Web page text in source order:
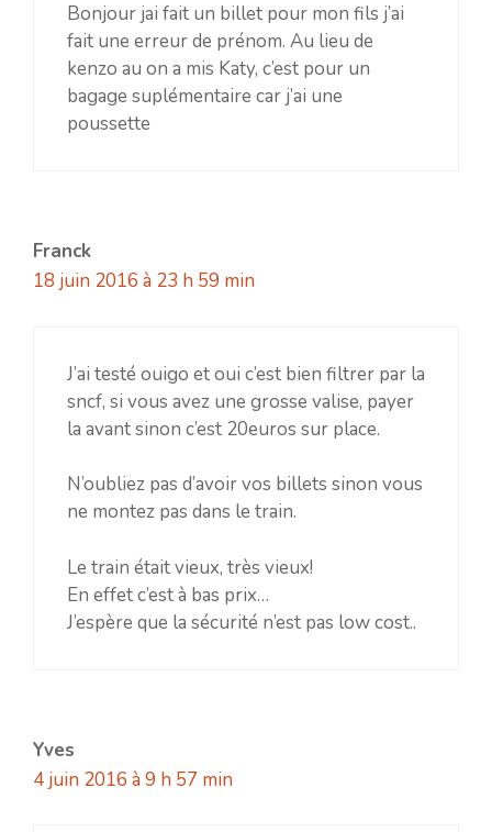
Bonjour jai fait un billet pour mon fils j’ai
fait une erreur de prénom. Au lieu de
kenzo au on a mis Katy, c’est pour un
bagage suplémentaire car j’ai une
poussette
Franck
18 juin 2016 à 23 h 59 min
J’ai testé ouigo et oui c’est bien filtrer par la
sncf, si vous avez une grosse valise, payer
la avant sinon c’est 20euros sur place.
N’oubliez pas d’avoir vos billets sinon vous
ne montez pas dans le train.
Le train était vieux, très vieux!
En effet c’est à bas prix…
J’espère que la sécurité n’est pas low cost..
Yves
4 juin 2016 à 9 h 57 min